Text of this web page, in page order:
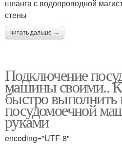
шланга с водопроводной
стены
читать дальше →
Подключение
машины своими..
быстро
посудомоечной
руками
encoding="UTF-8"